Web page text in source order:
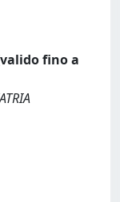
fino a